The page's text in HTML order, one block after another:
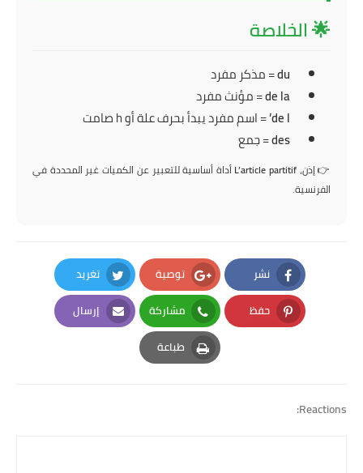
🌟 الخلاصة
du= مذكر مفرد
de la= مؤنث مفرد
de l’ = اسم مفرد يبدأ بحرف علة أو h صامت
des= جمع
👉 إذن،L’article partitifأداة أساسية للتعبير عن الكميات غير المحددة في
الفرنسية.
نشر
Facebook
توصية
Google Plus
تغريد
Twitter
حفظ
Pinterest
مشاركة
Whatsapp
إرسال
Email
طباعة
Print
Reactions: